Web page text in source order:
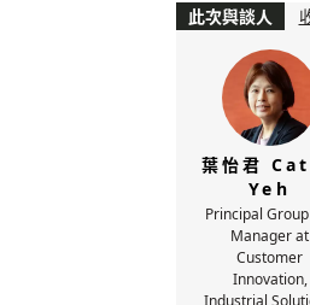
此次與談人
葉怡君
Yeh
Principal
Manager at
Customer
Innovation,
Industrial